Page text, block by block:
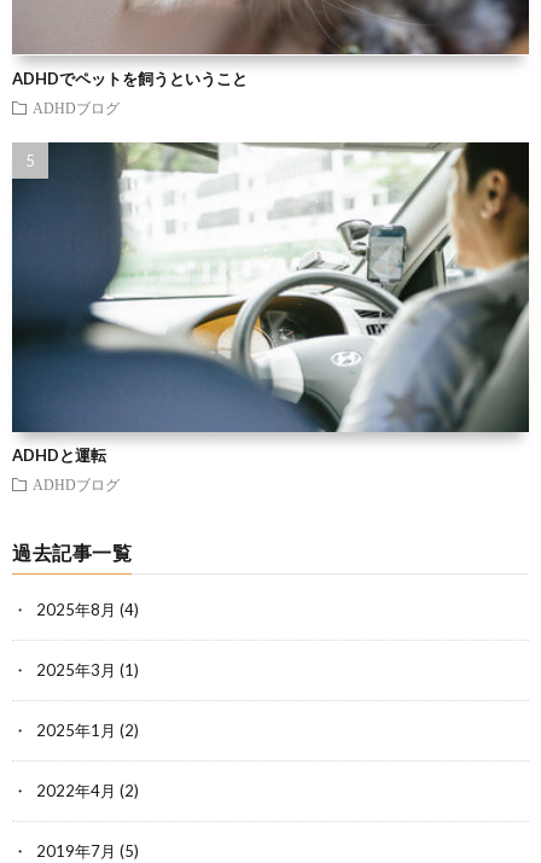
ADHDでペットを飼うということ
ADHDブログ
ADHDと運転
ADHDブログ
過去記事一覧
2025年8月 (4)
2025年3月 (1)
2025年1月 (2)
2022年4月 (2)
2019年7月 (5)